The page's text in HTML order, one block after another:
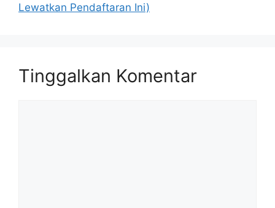
Lewatkan Pendaftaran Ini)
Tinggalkan Komentar